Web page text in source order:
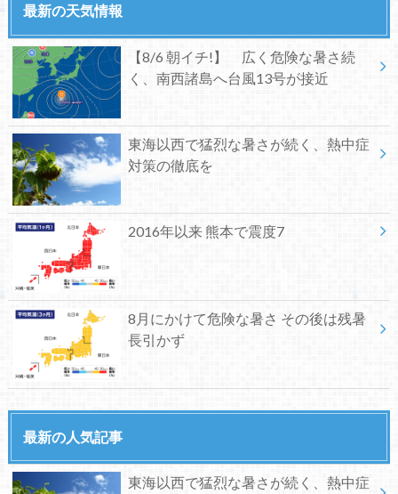
最新の天気情報
【8/6 朝イチ!】 広く危険な暑さ続
く、南西諸島へ台風13号が接近
東海以西で猛烈な暑さが続く、熱中症
対策の徹底を
2016年以来 熊本で震度7
8月にかけて危険な暑さ その後は残暑
長引かず
最新の人気記事
東海以西で猛烈な暑さが続く、熱中症